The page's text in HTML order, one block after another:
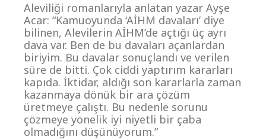
Aleviliği romanlarıyla anlatan yazar Ayşe
Acar: “Kamuoyunda ‘AİHM davaları’ diye
bilinen, Alevilerin AİHM’de açtığı üç ayrı
dava var. Ben de bu davaları açanlardan
biriyim. Bu davalar sonuçlandı ve verilen
süre de bitti. Çok ciddi yaptırım kararları
kapıda. İktidar, aldığı son kararlarla zaman
kazanmaya dönük bir ara çözüm
üretmeye çalıştı. Bu nedenle sorunu
çözmeye yönelik iyi niyetli bir çaba
olmadığını düşünüyorum.”